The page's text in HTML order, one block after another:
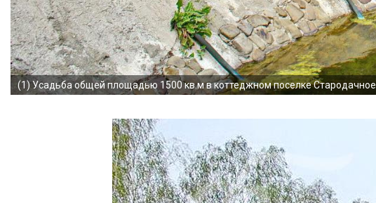
(1)Усадьба общей площадью 1500 кв.м в коттеджном поселке Стародачное